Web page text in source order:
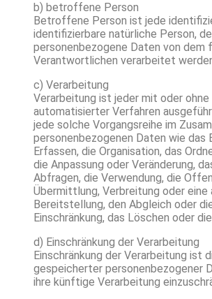
b) betroffene Person
Betroffene Person ist jede
identifizierbare natürliche Person,
personenbezogene Daten von dem
Verantwortlichen verarbeitet
c) Verarbeitung
Verarbeitung ist jeder mit oder
automatisierter Verfahren
jede solche Vorgangsreihe im
personenbezogenen Daten wie das
Erfassen, die Organisation, das
die Anpassung oder Veränderung,
Abfragen, die Verwendung, die
Übermittlung, Verbreitung oder eine
Bereitstellung, den Abgleich oder
Einschränkung, das Löschen oder
d) Einschränkung der Verarbeitung
Einschränkung der Verarbeitung ist
gespeicherter personenbezogener
ihre künftige Verarbeitung